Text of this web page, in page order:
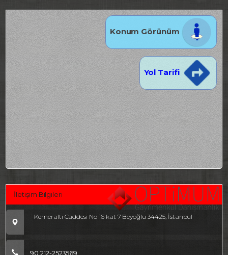
Konum Görünüm
Yol Tarifi
İletişim Bilgileri
Kemeraltı Caddesi No 16 kat 7 Beyoğlu 34425, İstanbul
90 212-2523569